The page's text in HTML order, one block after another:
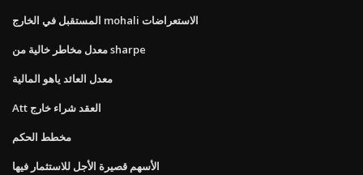
المستقبل في الخارج mohali الاستعراضات
معدل مخاطر خالية من sharpe
معدل العائد ياهو المالية
Att العقد شراء خارج
مخطط الحكم
الأسهم قصيرة الأجل للاستثمار فيها